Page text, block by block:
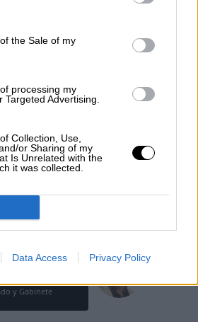
the Sale of my
processing my
Targeted Advertising.
Collection, Use,
or Sharing of my
Is Unrelated with the
it was collected.
Data Access Privacy Policy
del riesgo de
guerra mundial?
de Crisis
Manuel Beltrán
Autoritario
y Gabinete